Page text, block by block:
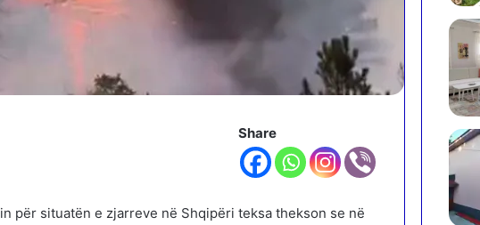
Share
për situatën e zjarreve në Shqipëri teksa thekson se në